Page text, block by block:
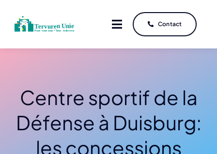
contenu
Toggle
Navigation
Accueil
À Propos
Élections 2024
Contact
Toggle
Navigation
Accueil
À Propos
Élections 2024
Contact
Centre sportif de la
Défense à Duisburg:
les concessions